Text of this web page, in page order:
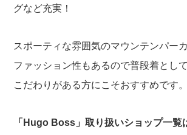
グなど充実！
スポーティな雰囲気のマウンテンパー
ファッション性もあるので普段着とし
こだわりがある方にこそおすすめです。
「Hugo Boss」取り扱いショップ一覧